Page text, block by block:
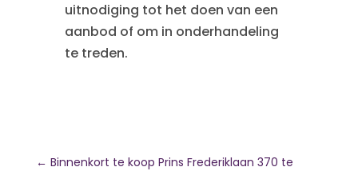
uitnodiging tot het doen van een
aanbod of om in onderhandeling
te treden.
← Binnenkort te koop Prins Frederiklaan 370 te